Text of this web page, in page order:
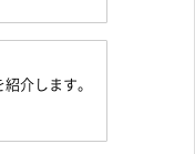
介します。